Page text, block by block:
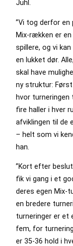
Juhl.
”Vi tog derfor en
Mix-rækken er
spillere, og vi
en lukket dør.
skal have
ny struktur:
hvor turneringen
fire haller i hver
afviklingen til de
– helt som vi
han.
”Kort efter
fik vi gang i et
deres egen Mix-
en bredere
turneringer er et
fem, for
er 35-36 hold i